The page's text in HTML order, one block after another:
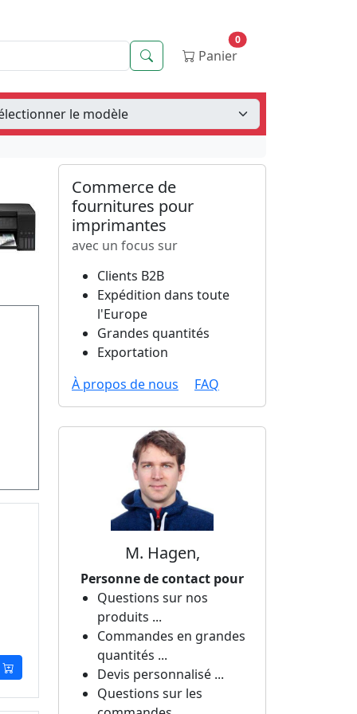
RecherchePanier
0
Commerce de
fournitures pour
imprimantes
avec un focus sur
Clients B2B
Expédition dans toute
l'Europe
Grandes quantités
Exportation
À propos de nous
FAQ
M. Hagen,
Personne de contact pour
Questions sur nos
produits ...
Commandes en grandes
quantités ...
Devis personnalisé ...
Questions sur les